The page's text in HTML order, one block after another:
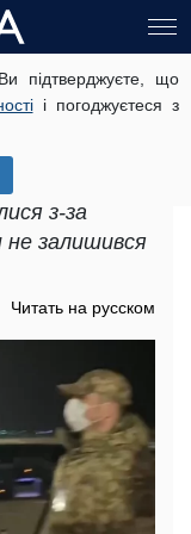
підтверджуєте, що
і погоджуєтеся з
за
з-за
не залишився
Читать на русском